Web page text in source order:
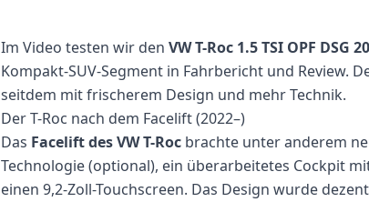
Im Video testen wir den VW T-Roc 1.5 TSI OPF DSG
Kompakt-SUV-Segment in Fahrbericht und Review.
seitdem mit frischerem Design und mehr Technik.
Der T-Roc nach dem Facelift (2022–)
Das Facelift des VW T-Roc brachte unter anderem
Technologie (optional), ein überarbeitetes Cockpit
einen 9,2-Zoll-Touchscreen. Das Design wurde